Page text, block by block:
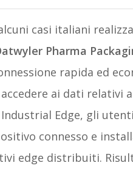
casi italiani
Pharma
rapida ed
ai dati relativi
Edge, gli
connesso e
edge distribuiti.